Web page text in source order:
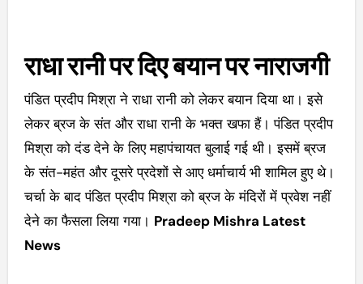
राधा रानी पर दिए बयान पर नाराजगी
पंडित प्रदीप मिश्रा ने राधा रानी को लेकर बयान दिया था। इसे
लेकर ब्रज के संत और राधा रानी के भक्त खफा हैं। पंडित प्रदीप
मिश्रा को दंड देने के लिए महापंचायत बुलाई गई थी। इसमें ब्रज
के संत-महंत और दूसरे प्रदेशों से आए धर्माचार्य भी शामिल हुए थे।
चर्चा के बाद पंडित प्रदीप मिश्रा को ब्रज के मंदिरों में प्रवेश नहीं
देने का फैसला लिया गया। Pradeep Mishra Latest
News